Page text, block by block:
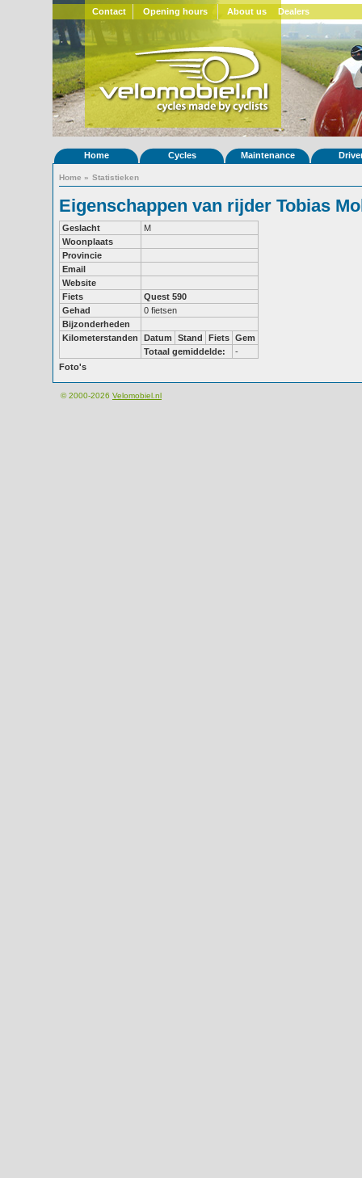
Contact Opening hours About us Dealers
Home Cycles Maintenance
Home » Statistieken
Eigenschappen van rijder Tobias
Geslacht
M
Woonplaats
Provincie
Email
Website
Fiets
Quest 590
Gehad
0 fietsen
Bijzonderheden
Kilometerstanden
Datum Stand Fiets Gem
Totaal gemiddelde:
-
Foto's
© 2000-2026 Velomobiel.nl